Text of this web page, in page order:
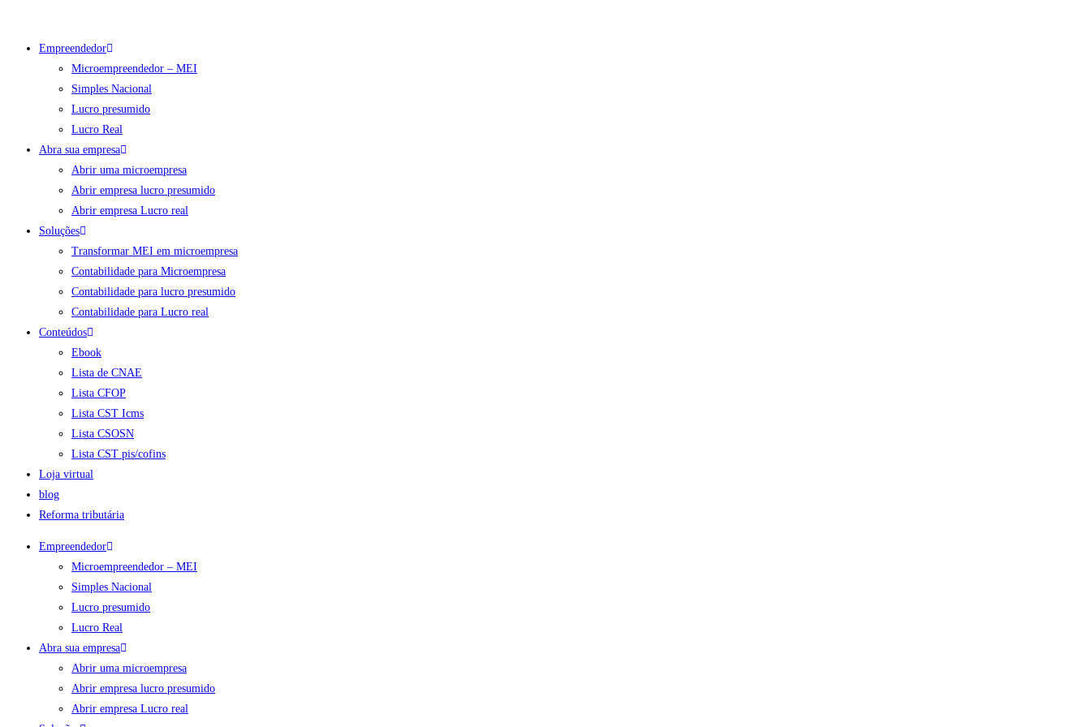
Empreendedor
Microempreendedor – MEI
Simples Nacional
Lucro presumido
Lucro Real
Abra sua empresa
Abrir uma microempresa
Abrir empresa lucro presumido
Abrir empresa Lucro real
Soluções
Transformar MEI em microempresa
Contabilidade para Microempresa
Contabilidade para lucro presumido
Contabilidade para Lucro real
Conteúdos
Ebook
Lista de CNAE
Lista CFOP
Lista CST Icms
Lista CSOSN
Lista CST pis/cofins
Loja virtual
blog
Reforma tributária
Empreendedor
Microempreendedor – MEI
Simples Nacional
Lucro presumido
Lucro Real
Abra sua empresa
Abrir uma microempresa
Abrir empresa lucro presumido
Abrir empresa Lucro real